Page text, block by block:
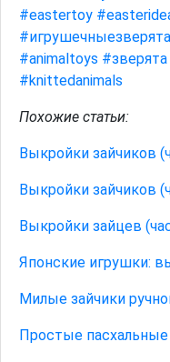
#eastertoy
#игрушечныезверята
#animaltoys #зверята
#knittedanimals
Похожие статьи:
Выкройки зайчиков
Выкройки зайчиков
Выкройки зайцев
Японские игрушки:
Милые зайчики
Простые